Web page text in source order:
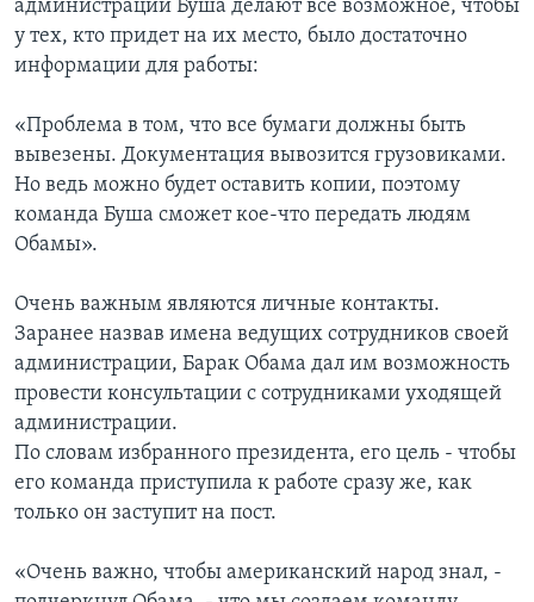
администрации Буша делают все возможное, чтобы
у тех, кто придет на их место, было достаточно
информации для работы:
«Проблема в том, что все бумаги должны быть
вывезены. Документация вывозится грузовиками.
Но ведь можно будет оставить копии, поэтому
команда Буша сможет кое-что передать людям
Обамы».
Очень важным являются личные контакты.
Заранее назвав имена ведущих сотрудников своей
администрации, Барак Обама дал им возможность
провести консультации с сотрудниками уходящей
администрации.
По словам избранного президента, его цель - чтобы
его команда приступила к работе сразу же, как
только он заступит на пост.
«Очень важно, чтобы американский народ знал, -